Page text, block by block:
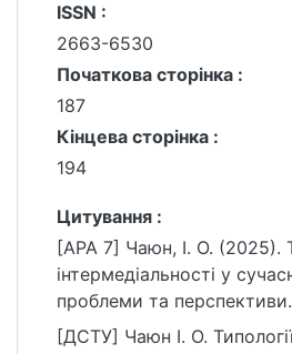
ISSN :
2663-6530
Початкова сторінка :
187
Кінцева сторінка :
194
Цитування :
[APA 7] Чаюн, І. О. (2025).
інтермедіальності у
проблеми та
семантики, прагматики та
[ДСТУ] Чаюн І. О.